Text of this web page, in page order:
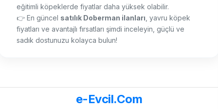
eğitimli köpeklerde fiyatlar daha yüksek olabilir.
👉 En güncel satılık Doberman ilanları , yavru köpek
fiyatları ve avantajlı fırsatları şimdi inceleyin, güçlü ve
sadık dostunuzu kolayca bulun!
e-Evcil.Com